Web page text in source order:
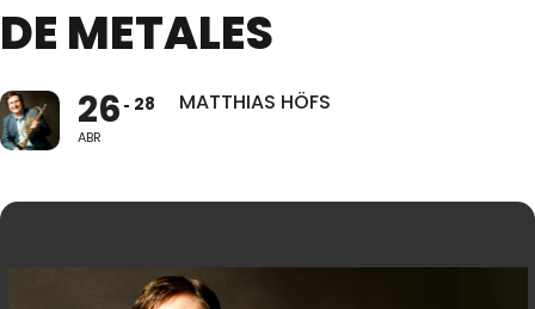
DE METALES
26
ABR
28 MATTHIAS HÖFS